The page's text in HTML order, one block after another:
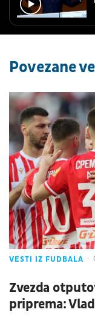
Povezane
VESTI IZ FUDBALA
Zvezda
priprema: